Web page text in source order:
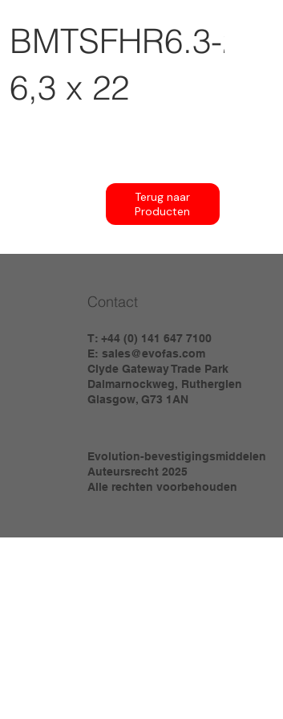
BMTSFHR6.3-
6,3 x 22
Terug naar
Producten
Contact
T: +44 (0) 141 647 7100
E:sales@evofas.com
Clyde Gateway Trade Park
Dalmarnockweg, Rutherglen
Glasgow, G73 1AN
Evolution-bevestigingsmiddelen
Auteursrecht 2025
Alle rechten voorbehouden